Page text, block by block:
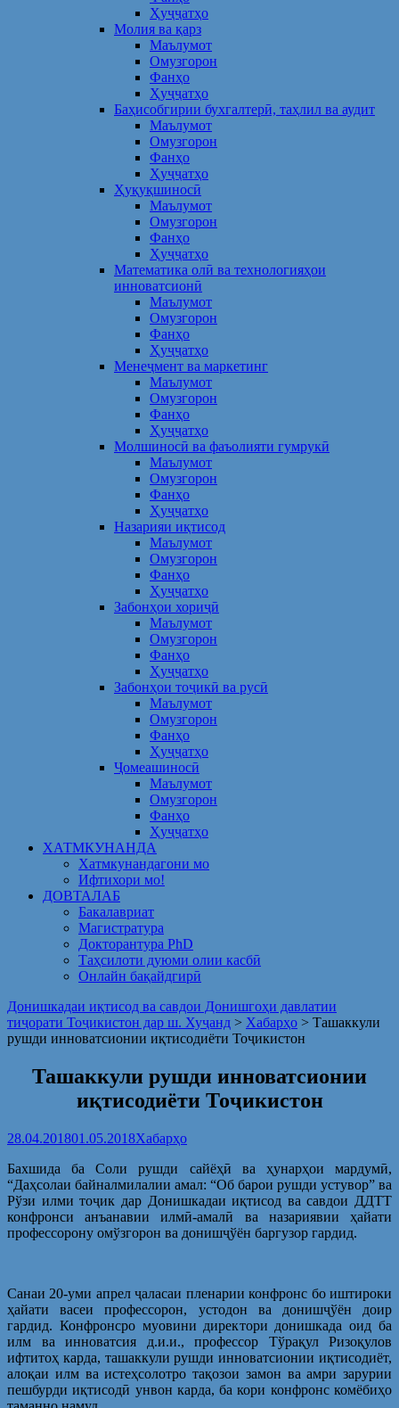
Ҳуҷҷатҳо
Молия ва қарз
Маълумот
Омузгорон
Фанҳо
Ҳуҷҷатҳо
Баҳисобгирии бухгалтерӣ, таҳлил ва аудит
Маълумот
Омузгорон
Фанҳо
Ҳуҷҷатҳо
Ҳуқуқшиносӣ
Маълумот
Омузгорон
Фанҳо
Ҳуҷҷатҳо
Математика олӣ ва технологияҳои
инноватсионӣ
Маълумот
Омузгорон
Фанҳо
Ҳуҷҷатҳо
Менеҷмент ва маркетинг
Маълумот
Омузгорон
Фанҳо
Ҳуҷҷатҳо
Молшиносӣ ва фаъолияти гумрукӣ
Маълумот
Омузгорон
Фанҳо
Ҳуҷҷатҳо
Назарияи иқтисод
Маълумот
Омузгорон
Фанҳо
Ҳуҷҷатҳо
Забонҳои хориҷӣ
Маълумот
Омузгорон
Фанҳо
Ҳуҷҷатҳо
Забонҳои тоҷикӣ ва русӣ
Маълумот
Омузгорон
Фанҳо
Ҳуҷҷатҳо
Ҷомеашиносӣ
Маълумот
Омузгорон
Фанҳо
Ҳуҷҷатҳо
ХАТМКУНАНДА
Хатмкунандагони мо
Ифтихори мо!
ДОВТАЛАБ
Бакалавриат
Магистратура
Докторантура PhD
Таҳсилоти дуюми олии касбӣ
Онлайн бақайдгирӣ
Донишкадаи иқтисод ва савдои Донишгоҳи давлатии
тиҷорати Тоҷикистон дар ш. Хуҷанд > Хабарҳо > Ташаккули
рушди инноватсионии иқтисодиёти Тоҷикистон
Ташаккули рушди инноватсионии
иқтисодиёти Тоҷикистон
28.04.201801.05.2018Хабарҳо
Бахшида ба Соли рушди сайёҳӣ ва ҳунарҳои мардумӣ,
“Даҳсолаи байналмилалии амал: “Об барои рушди устувор” ва
Рўзи илми тоҷик дар Донишкадаи иқтисод ва савдои ДДТТ
конфронси анъанавии илмӣ-амалӣ ва назариявии ҳайати
профессорону омўзгорон ва донишҷўён баргузор гардид.
Санаи 20-уми апрел ҷаласаи пленарии конфронс бо иштироки
ҳайати васеи профессорон, устодон ва донишҷўён доир
гардид. Конфронсро муовини директори донишкада оид ба
илм ва инноватсия д.и.и., профессор Тўрақул Ризоқулов
ифтитоҳ карда, ташаккули рушди инноватсионии иқтисодиёт,
алоқаи илм ва истеҳсолотро тақозои замон ва амри зарурии
пешбурди иқтисодӣ унвон карда, ба кори конфронс комёбиҳо